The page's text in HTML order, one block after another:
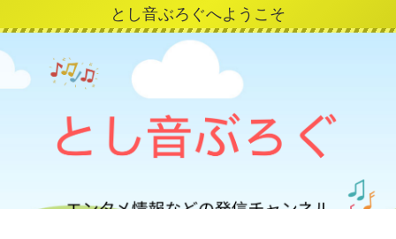
とし音ぶろぐへようこそ